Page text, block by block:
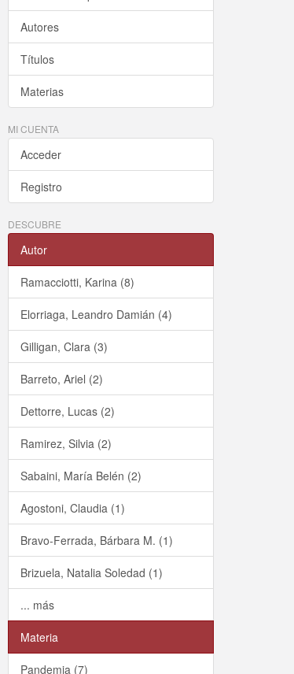
Autores
Títulos
Materias
MI CUENTA
Acceder
Registro
DESCUBRE
Autor
Ramacciotti, Karina (8)
Elorriaga, Leandro Damián (4)
Gilligan, Clara (3)
Barreto, Ariel (2)
Dettorre, Lucas (2)
Ramirez, Silvia (2)
Sabaini, María Belén (2)
Agostoni, Claudia (1)
Bravo-Ferrada, Bárbara M. (1)
Brizuela, Natalia Soledad (1)
... más
Materia
Pandemia (7)